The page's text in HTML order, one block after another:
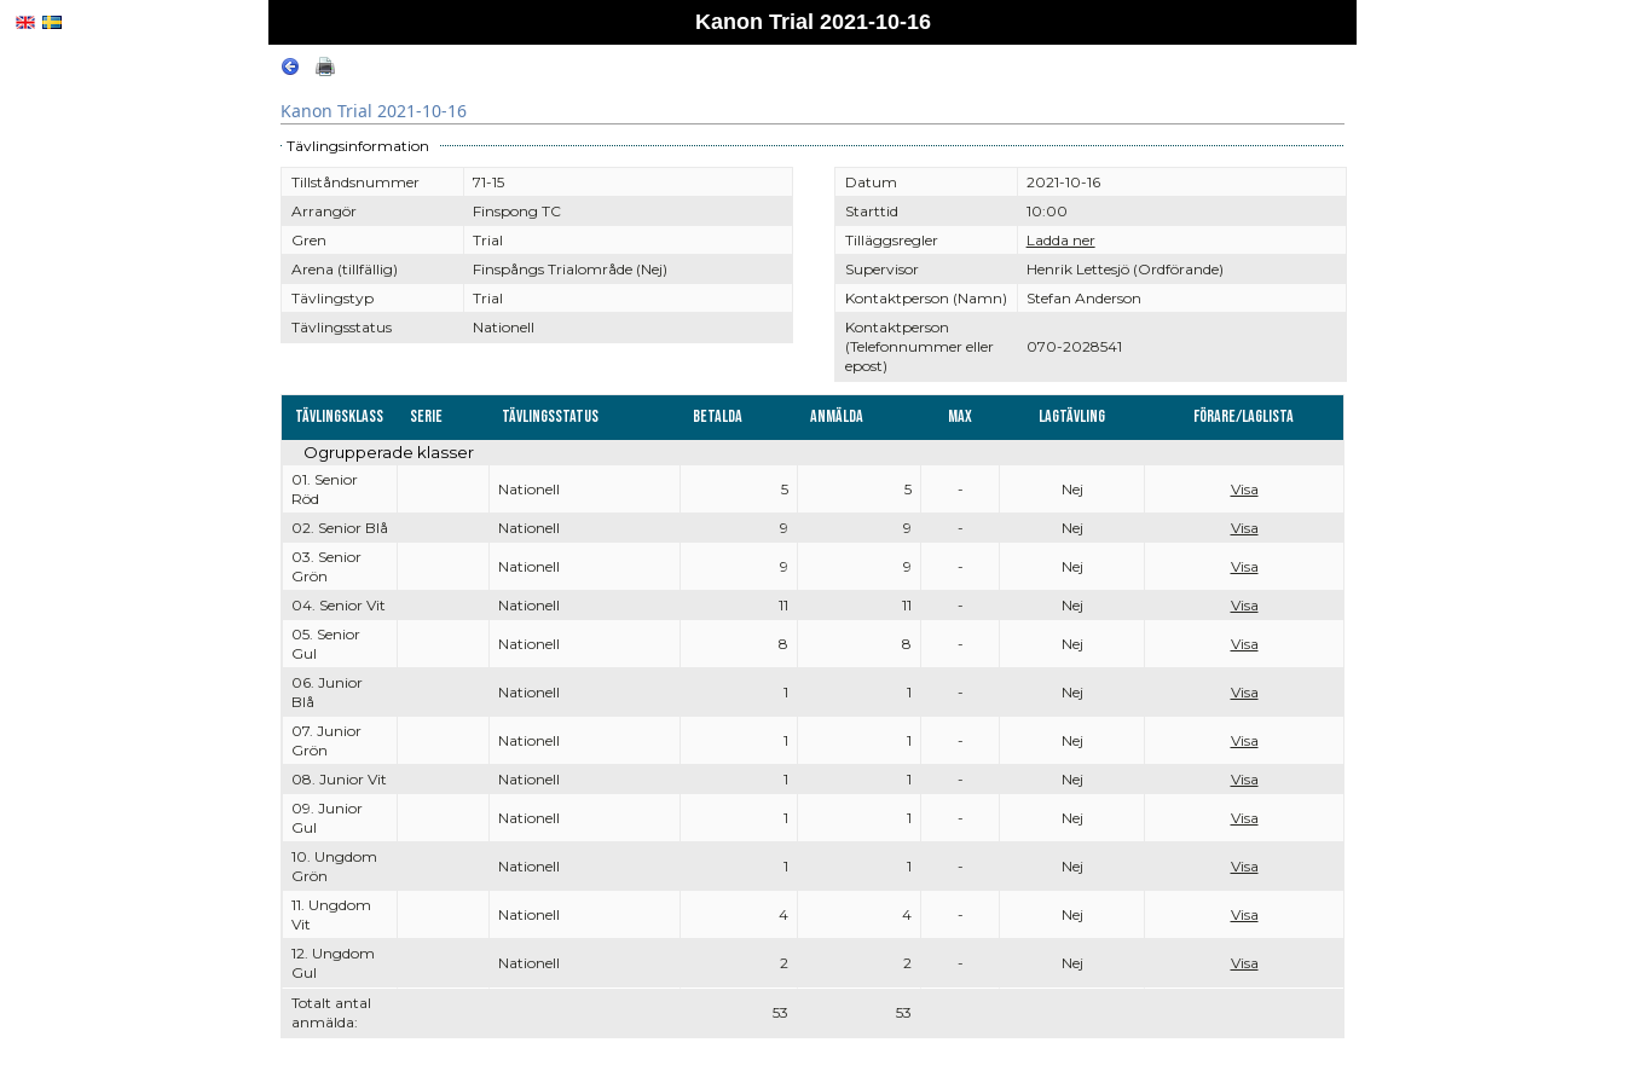
Kanon Trial 2021-10-16
Kanon Trial 2021-10-16
Tävlingsinformation
Tillståndsnummer
71-15
Arrangör
Finspong TC
Gren
Trial
Arena (tillfällig)
Finspångs Trialområde (Nej)
Tävlingstyp
Trial
Tävlingsstatus
Nationell
Datum
2021-10-16
Starttid
10:00
Tilläggsregler
Ladda ner
Supervisor
Henrik Lettesjö (Ordförande)
Kontaktperson (Namn)
Stefan Anderson
Kontaktperson
(Telefonnummer eller
epost)
070-2028541
Tävlingsklass Serie Tävlingsstatus Betalda Anmälda Max Lagtävling Förare/Laglista
Totalt antal
anmälda:
53 53
Ogrupperade klasser
01. Senior
Röd
Nationell 5 5 - Nej Visa
02. Senior Blå Nationell 9 9 - Nej
Visa
03. Senior
Grön
Nationell 9 9 - Nej Visa
04. Senior Vit Nationell 11 11 - Nej
Visa
05. Senior
Gul
Nationell 8 8 - Nej Visa
06. Junior
Blå
Nationell 1 1 - Nej Visa
07. Junior
Grön
Nationell 1 1 - Nej Visa
08. Junior Vit Nationell 1 1 - Nej
Visa
09. Junior
Gul
Nationell 1 1 - Nej Visa
10. Ungdom
Grön
Nationell 1 1 - Nej Visa
11. Ungdom
Vit
Nationell 4 4 - Nej Visa
12. Ungdom
Gul
Nationell 2 2 - Nej Visa